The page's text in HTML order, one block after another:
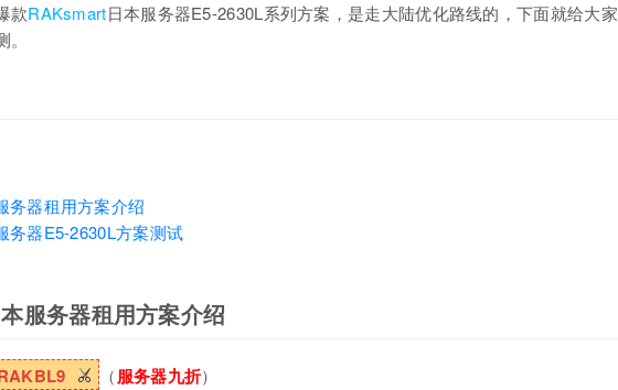
款RAKsmart日本服务器E5-2630L系列方案，是走大陆优化路线的，下面就给大家
务器租用方案介绍
务器E5-2630L方案测试
服务器租用方案介绍
（服务器九折）